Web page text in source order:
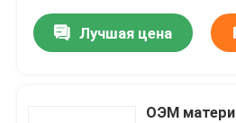
Лучшая цена
ОЭМ